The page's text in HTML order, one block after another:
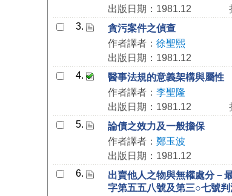
出版日期：1981.12
3.
貪污案件之偵查
作者譯者： 徐聖熙
出版日期：1981.12
4.
醫事法規的意義架構與屬性
作者譯者： 李聖隆
出版日期：1981.12
5.
論債之效力及一般擔保
作者譯者： 鄭玉波
出版日期：1981.12
6.
出賣他人之物與無權處分－
字第五五八號及第三○七號